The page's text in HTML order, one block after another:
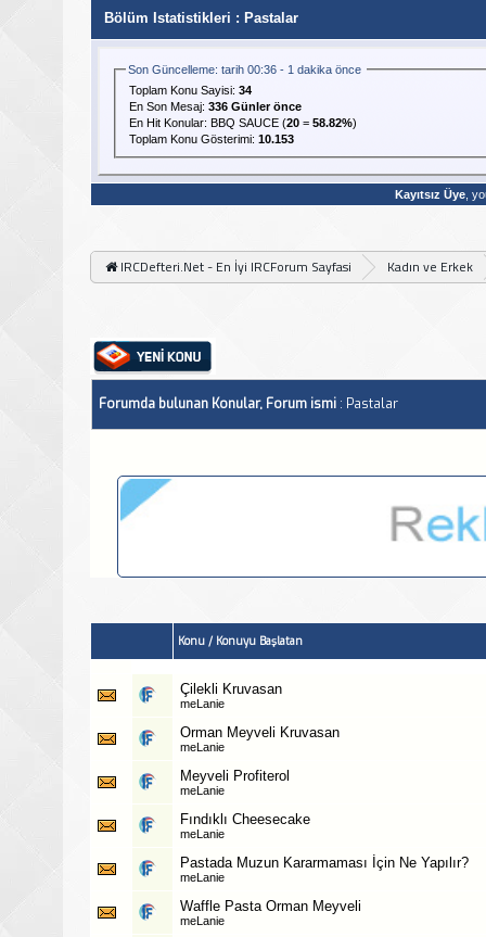
Bölüm Istatistikleri : Pastalar
Son Güncelleme: tarih 00:36 - 1 dakika önce
Toplam Konu Sayisi: 34
En Son Mesaj: 336 Günler önce
En Hit Konular: BBQ SAUCE (20 = 58.82%)
Toplam Konu Gösterimi: 10.153
Kayıtsız Üye,
IRCDefteri.Net - En İyi IRCForum Sayfasi Kadın ve Erkek
Forumda bulunan Konular, Forum ismi : Pastalar
Konu / Konuyu Başlatan
Çilekli Kruvasan
meLanie
Orman Meyveli Kruvasan
meLanie
Meyveli Profiterol
meLanie
Fındıklı Cheesecake
meLanie
Pastada Muzun Kararmaması İçin Ne Yapılır?
meLanie
Waffle Pasta Orman Meyveli
meLanie